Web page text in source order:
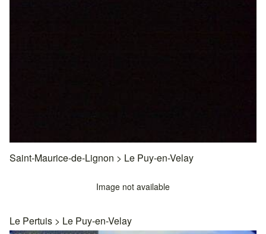
Saint-Maurice-de-Lignon > Le Puy-en-Velay
Image not available
Le Pertuis > Le Puy-en-Velay